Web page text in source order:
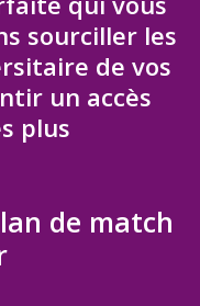
sourciller les
de vos
un accès
plus
de match